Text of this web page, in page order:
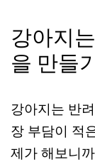
강아지
을 만들
강아지는 반
장 부담이 적
제가 해보니